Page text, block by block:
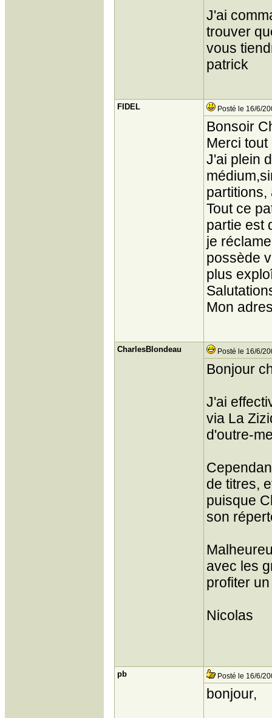
J'ai
trouver
vous
patrick
FIDEL Posté le 16/6/
Bonsoir
Merci
J'ai plein
partitions,
Tout ce
partie est
je
possède
plus
Mon
CharlesBlondeau Posté le 16/6/
Bonjour
J'ai
via La
d'outre-
de titres,
puisque
son
avec les
profiter
Nicolas
pb Posté le 16/6/
bonjour,